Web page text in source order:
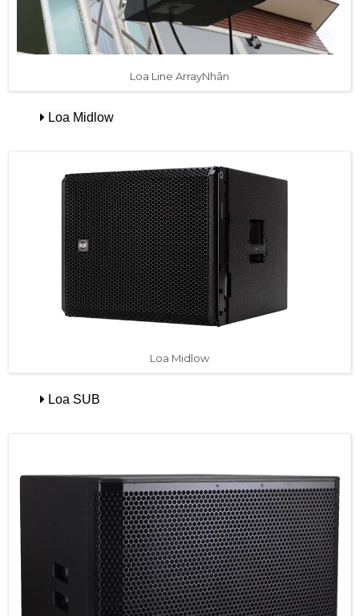
Loa Line ArrayNhãn
Loa Midlow
Loa Midlow
Loa SUB